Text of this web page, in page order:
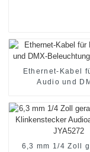
Ethernet-Kabel
Audio und
6,3 mm 1/4 Zoll